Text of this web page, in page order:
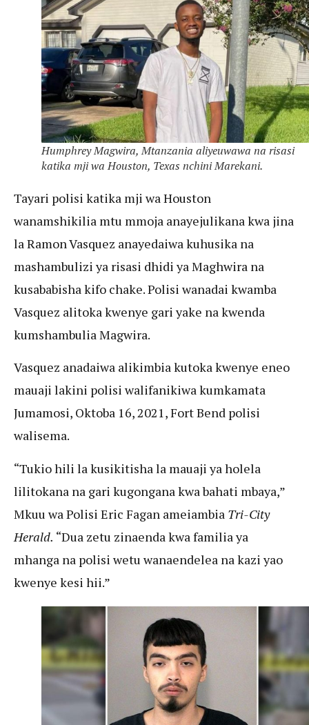
Humphrey Magwira, Mtanzania aliyeuwawa na risasi
katika mji wa Houston, Texas nchini Marekani.
Tayari polisi katika mji wa Houston
wanamshikilia mtu mmoja anayejulikana kwa jina
la Ramon Vasquez anayedaiwa kuhusika na
mashambulizi ya risasi dhidi ya Maghwira na
kusababisha kifo chake. Polisi wanadai kwamba
Vasquez alitoka kwenye gari yake na kwenda
kumshambulia Magwira.
Vasquez anadaiwa alikimbia kutoka kwenye eneo
mauaji lakini polisi walifanikiwa kumkamata
Jumamosi, Oktoba 16, 2021, Fort Bend polisi
walisema.
“Tukio hili la kusikitisha la mauaji ya holela
lilitokana na gari kugongana kwa bahati mbaya,”
Mkuu wa Polisi Eric Fagan ameiambia Tri-City
Herald. “Dua zetu zinaenda kwa familia ya
mhanga na polisi wetu wanaendelea na kazi yao
kwenye kesi hii.”